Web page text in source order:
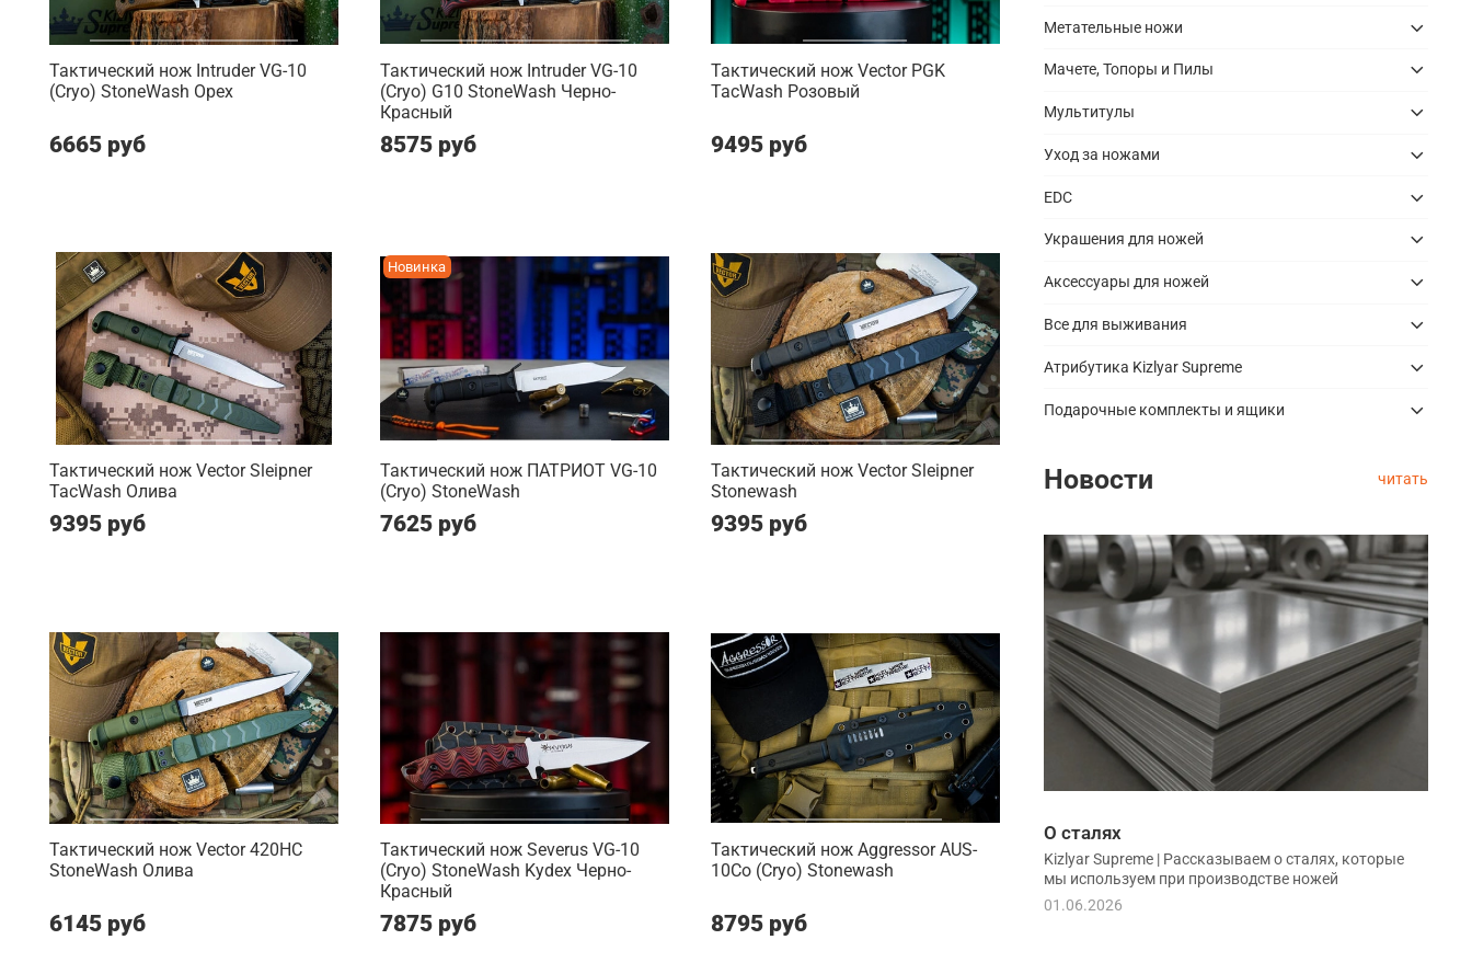
Тактический нож Intruder VG-10
(Cryo) StoneWash Орех
6665 руб
Тактический нож Intruder VG-10
(Cryo) G10 StoneWash Черно-
Красный
8575 руб
Тактический нож Vector PGK
TacWash Розовый
9495 руб
Тактический нож Vector Sleipner
TacWash Олива
9395 руб
Новинка
Тактический нож ПАТРИОТ VG-10
(Cryo) StoneWash
7625 руб
Тактический нож Vector Sleipner
Stonewash
9395 руб
Тактический нож Vector 420HC
StoneWash Олива
6145 руб
Тактический нож Severus VG-10
(Cryo) StoneWash Kydex Черно-
Красный
7875 руб
Тактический нож Aggressor AUS-
10Co (Cryo) Stonewash
8795 руб
Метательные ножи
Мачете, Топоры и Пилы
Мультитулы
Уход за ножами
EDC
Украшения для ножей
Аксессуары для ножей
Все для выживания
Атрибутика Kizlyar Supreme
Подарочные комплекты и ящики
Новости читать
О сталях
Kizlyar Supreme | Рассказываем о сталях, которые
мы используем при производстве ножей
01.06.2026